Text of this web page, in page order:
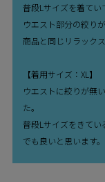
普段Lサイズを着てい
ウエスト部分の絞り
商品と同じリラック
【着用サイズ：XL】
ウエストに絞りが無
た。
普段Lサイズをきて
でも良いと思います。